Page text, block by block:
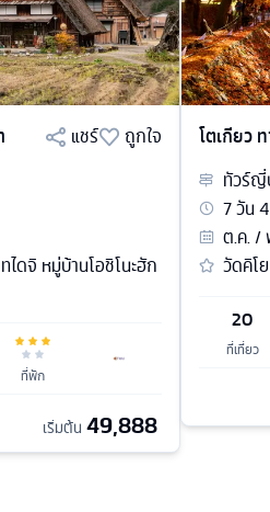
แชร์
ถูกใจ
ไดจิ หมู่บ้านโอชิโนะฮัก
ที่พัก
เริ่มต้น 49,888
โตเกียว
ทัวร์ญี่
7วัน4
ต.ค. /
วัดคิโ
20
ที่เที่ยว